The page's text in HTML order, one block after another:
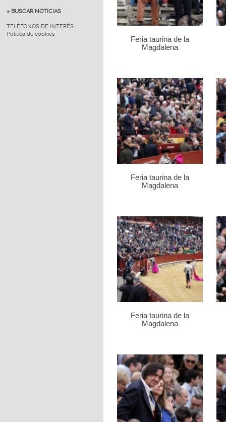
» BUSCAR NOTICIAS
TELÉFONOS DE INTERÉS
Política de cookies
Feria taurina de la
Magdalena
Feria taurina de la
Magdalena
Feria taurina de la
Magdalena